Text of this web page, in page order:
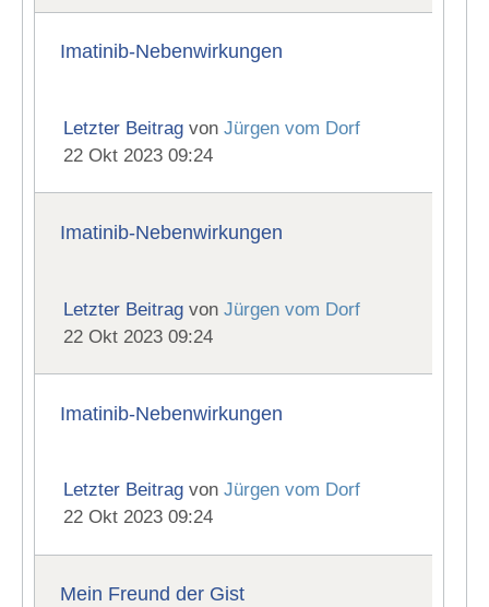
Imatinib-Nebenwirkungen
Letzter Beitrag vonJürgen vom Dorf
22 Okt 2023 09:24
Imatinib-Nebenwirkungen
Letzter Beitrag vonJürgen vom Dorf
22 Okt 2023 09:24
Imatinib-Nebenwirkungen
Letzter Beitrag vonJürgen vom Dorf
22 Okt 2023 09:24
Mein Freund der Gist